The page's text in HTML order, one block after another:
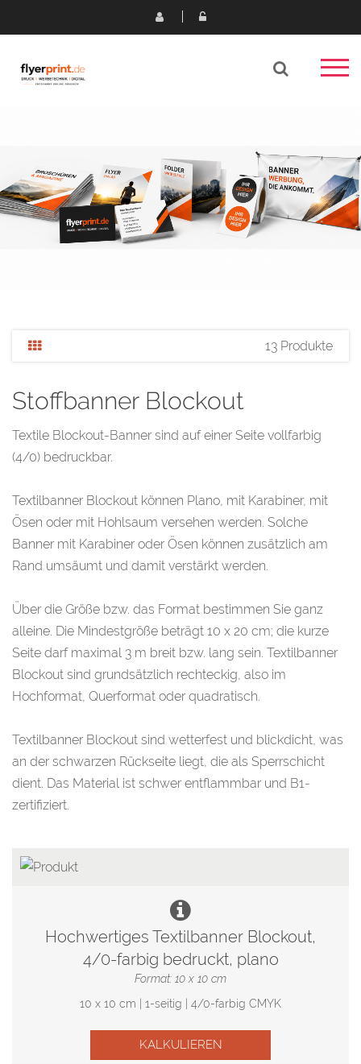
13 Produkte
Stoffbanner Blockout
Textile Blockout-Banner sind auf einer Seite vollfarbig
(4/0) bedruckbar.
Textilbanner Blockout können Plano, mit Karabiner, mit
Ösen oder mit Hohlsaum versehen werden. Solche
Banner mit Karabiner oder Ösen können zusätzlich am
Rand umsäumt und damit verstärkt werden.
Über die Größe bzw. das Format bestimmen Sie ganz
alleine. Die Mindestgröße beträgt 10 x 20 cm; die kurze
Seite darf maximal 3 m breit bzw. lang sein. Textilbanner
Blockout sind grundsätzlich rechteckig, also im
Hochformat, Querformat oder quadratisch.
Textilbanner Blockout sind wetterfest und blickdicht, was
an der schwarzen Rückseite liegt, die als Sperrschicht
dient. Das Material ist schwer entflammbar und B1-
zertifiziert.
Hochwertiges Textilbanner Blockout,
4/0-farbig bedruckt, plano
Format: 10 x 10 cm
10 x 10 cm | 1-seitig | 4/0-farbig CMYK
KALKULIEREN